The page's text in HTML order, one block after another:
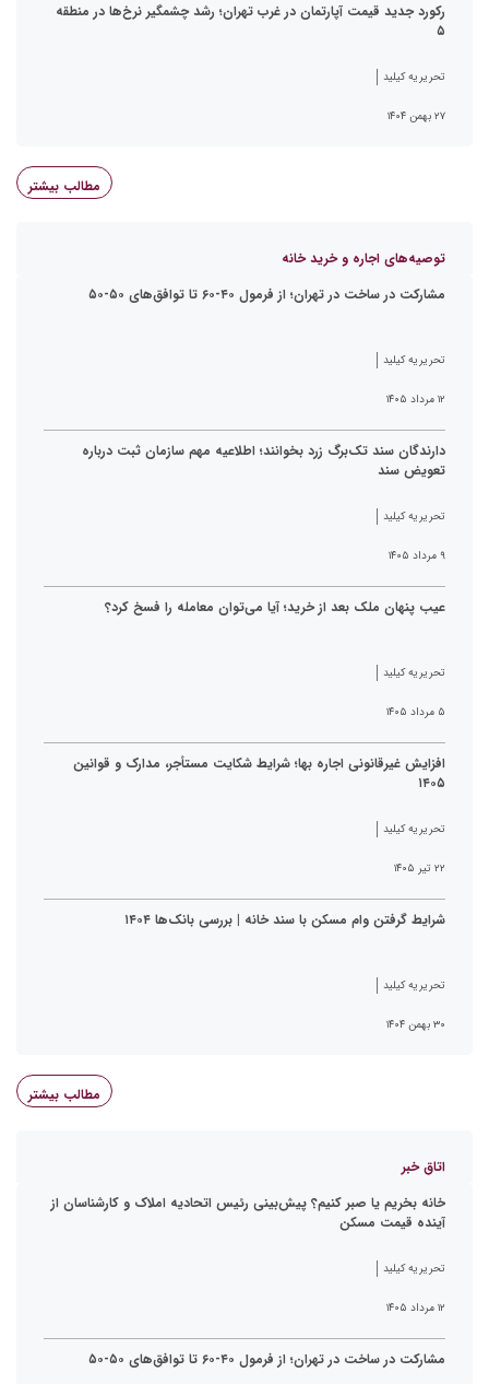
رکورد جدید قیمت آپارتمان در غرب تهران؛ رشد چشمگیر نرخ‌ها در منطقه
۵
تحریریه کیلید
۲۷ بهمن ۱۴۰۴
مطالب بیشتر
توصیه‌های اجاره و خرید خانه
مشارکت در ساخت در تهران؛ از فرمول ۴۰-۶۰ تا توافق‌های ۵۰-۵۰
تحریریه کیلید
۱۲ مرداد ۱۴۰۵
دارندگان سند تک‌برگ زرد بخوانند؛ اطلاعیه مهم سازمان ثبت درباره
تعویض سند
تحریریه کیلید
۹ مرداد ۱۴۰۵
عیب پنهان ملک بعد از خرید؛ آیا می‌توان معامله را فسخ کرد؟
تحریریه کیلید
۵ مرداد ۱۴۰۵
افزایش غیرقانونی اجاره بها؛ شرایط شکایت مستأجر، مدارک و قوانین
۱۴۰۵
تحریریه کیلید
۲۲ تیر ۱۴۰۵
شرایط گرفتن وام مسکن با سند خانه | بررسی بانک‌ها ۱۴۰۴
تحریریه کیلید
۳۰ بهمن ۱۴۰۴
مطالب بیشتر
اتاق خبر
خانه بخریم یا صبر کنیم؟ پیش‌بینی رئیس اتحادیه املاک و کارشناسان از
آینده قیمت مسکن
تحریریه کیلید
۱۲ مرداد ۱۴۰۵
مشارکت در ساخت در تهران؛ از فرمول ۴۰-۶۰ تا توافق‌های ۵۰-۵۰